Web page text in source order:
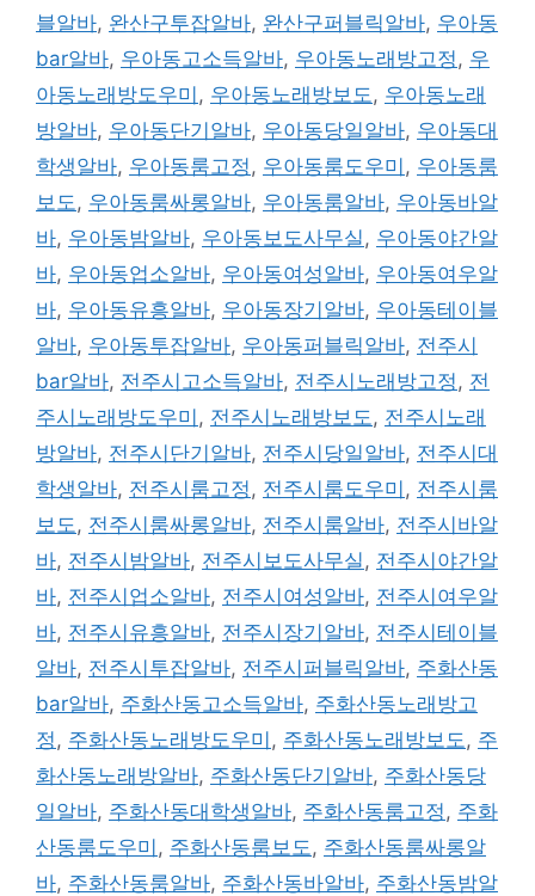
블알바, 완산구투잡알바, 완산구퍼블릭알바, 우아동
bar알바, 우아동고소득알바, 우아동노래방고정 , 우
아동노래방도우미 , 우아동노래방보도 , 우아동노래
방알바, 우아동단기알바, 우아동당일알바, 우아동대
학생알바, 우아동룸고정 , 우아동룸도우미 , 우아동룸
보도 , 우아동룸싸롱알바, 우아동룸알바, 우아동바알
바, 우아동밤알바, 우아동보도사무실 , 우아동야간알
바, 우아동업소알바, 우아동여성알바, 우아동여우알
바, 우아동유흥알바, 우아동장기알바, 우아동테이블
알바, 우아동투잡알바, 우아동퍼블릭알바, 전주시
bar알바, 전주시고소득알바, 전주시노래방고정 , 전
주시노래방도우미 , 전주시노래방보도 , 전주시노래
방알바, 전주시단기알바, 전주시당일알바, 전주시대
학생알바, 전주시룸고정 , 전주시룸도우미 , 전주시룸
보도 , 전주시룸싸롱알바, 전주시룸알바, 전주시바알
바, 전주시밤알바, 전주시보도사무실 , 전주시야간알
바, 전주시업소알바, 전주시여성알바, 전주시여우알
바, 전주시유흥알바, 전주시장기알바, 전주시테이블
알바, 전주시투잡알바, 전주시퍼블릭알바, 주화산동
bar알바, 주화산동고소득알바, 주화산동노래방고
정 , 주화산동노래방도우미 , 주화산동노래방보도 , 주
화산동노래방알바, 주화산동단기알바, 주화산동당
일알바, 주화산동대학생알바, 주화산동룸고정 , 주화
산동룸도우미 , 주화산동룸보도 , 주화산동룸싸롱알
바, 주화산동룸알바, 주화산동바알바, 주화산동밤알